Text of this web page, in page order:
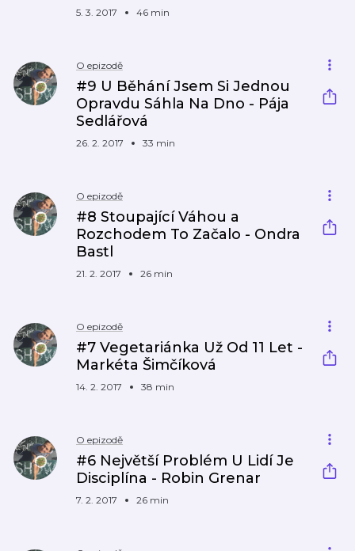
5. 3. 2017 46 min
O epizodě
#9 U Běhání Jsem Si Jednou
Opravdu Sáhla Na Dno - Pája
Sedlářová
26. 2. 2017 33 min
O epizodě
#8 Stoupající Váhou a
Rozchodem To Začalo - Ondra
Bastl
21. 2. 2017 26 min
O epizodě
#7 Vegetariánka Už Od 11 Let -
Markéta Šimčíková
14. 2. 2017 38 min
O epizodě
#6 Největší Problém U Lidí Je
Disciplína - Robin Grenar
7. 2. 2017 26 min